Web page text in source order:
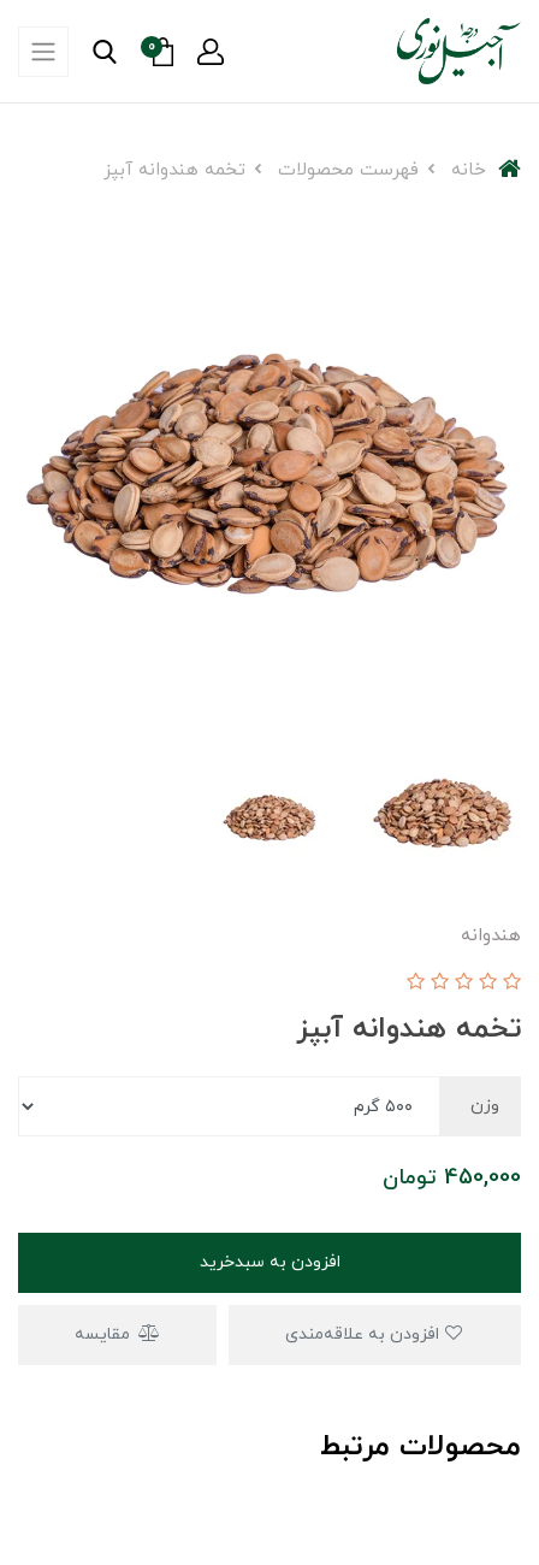
0
خانه فهرست محصولات تخمه هندوانه آبپز
هندوانه
تخمه هندوانه آبپز
وزن
450,000 تومان
افزودن به سبدخرید
مقایسه
محصولات مرتبط